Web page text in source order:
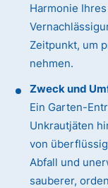
Harmonie
Zeitpunkt, um
nehmen.
Zweck und
Ein Garten-
Unkrautjäten
von
Abfall und
sauberer,